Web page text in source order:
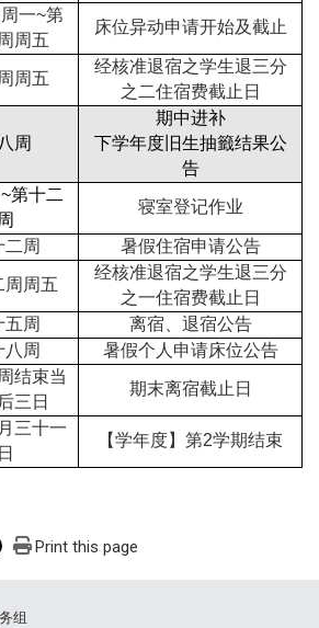
一~第
周五
床位异动申请开始及截止
周五
经核准退宿之学生退三分
之二住宿费截止日
周
期中进补
下学年度旧生抽籤结果公
告
第十二
周
寝室登记作业
二周 暑假住宿申请公告
周周五
经核准退宿之学生退三分
之一住宿费截止日
五周
离宿、退宿公告
八周 暑假个人申请床位公告
结束当
三日
期末离宿截止日
三十一
日
【学年度】第2学期结束
Print this page
组